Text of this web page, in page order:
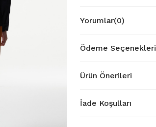
Yorumlar(0)
Ödeme Seçenekleri
Ürün Önerileri
İade Koşulları